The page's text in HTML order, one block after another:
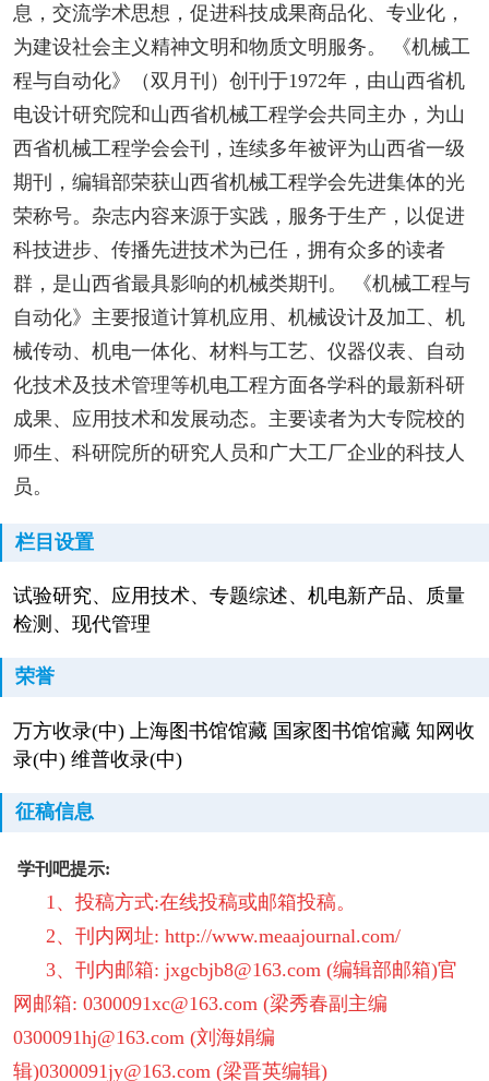
息，交流学术思想，促进科技成果商品化、专业化，
为建设社会主义精神文明和物质文明服务。 《机械工
程与自动化》（双月刊）创刊于1972年，由山西省机
电设计研究院和山西省机械工程学会共同主办，为山
西省机械工程学会会刊，连续多年被评为山西省一级
期刊，编辑部荣获山西省机械工程学会先进集体的光
荣称号。杂志内容来源于实践，服务于生产，以促进
科技进步、传播先进技术为已任，拥有众多的读者
群，是山西省最具影响的机械类期刊。 《机械工程与
自动化》主要报道计算机应用、机械设计及加工、机
械传动、机电一体化、材料与工艺、仪器仪表、自动
化技术及技术管理等机电工程方面各学科的最新科研
成果、应用技术和发展动态。主要读者为大专院校的
师生、科研院所的研究人员和广大工厂企业的科技人
员。
栏目设置
试验研究、应用技术、专题综述、机电新产品、质量
检测、现代管理
荣誉
万方收录(中) 上海图书馆馆藏 国家图书馆馆藏 知网收
录(中) 维普收录(中)
征稿信息
学刊吧提示:
1、投稿方式:在线投稿或邮箱投稿。
2、刊内网址: http://www.meaajournal.com/
3、刊内邮箱: jxgcbjb8@163.com (编辑部邮箱)官
网邮箱: 0300091xc@163.com (梁秀春副主编
0300091hj@163.com (刘海娟编
辑)0300091jy@163.com (梁晋英编辑)